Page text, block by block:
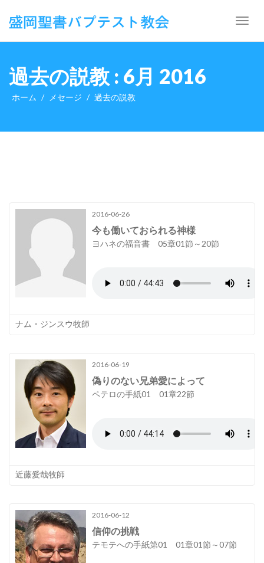
過去の説教 : 6月 2016
ホーム メセージ 過去の説教
2016-06-26
今も働いておられる神様
ヨハネの福音書 05章01節～20節
ナム・ジンスウ牧師
2016-06-19
偽りのない兄弟愛によって
ペテロの手紙01 01章22節
近藤愛哉牧師
2016-06-12
信仰の挑戦
テモテへの手紙第01 01章01節～07節